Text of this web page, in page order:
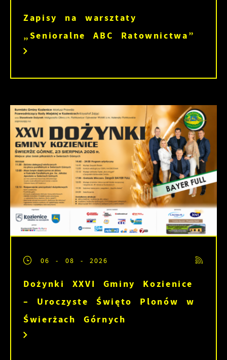
Zapisy na warsztaty
„Senioralne ABC Ratownictwa”
06 - 08 - 2026
Dożynki XXVI Gminy Kozienice
– Uroczyste Święto Plonów w
Świerżach Górnych